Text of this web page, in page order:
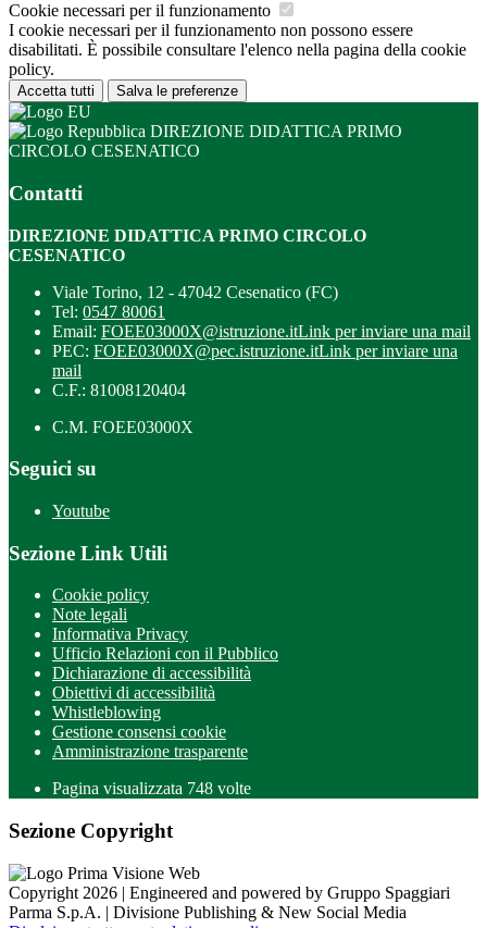
Cookie necessari per il funzionamento
I cookie necessari per il funzionamento non possono essere
disabilitati. È possibile consultare l'elenco nella pagina della cookie
policy.
Accetta tutti Salva le preferenze
DIREZIONE DIDATTICA PRIMO
CIRCOLO CESENATICO
Contatti
DIREZIONE DIDATTICA PRIMO CIRCOLO
CESENATICO
Viale Torino, 12 - 47042 Cesenatico (FC)
Tel: 0547 80061
Email: FOEE03000X@istruzione.itLink per inviare una mail
PEC: FOEE03000X@pec.istruzione.itLink per inviare una
mail
C.F.: 81008120404
C.M. FOEE03000X
Seguici su
Youtube
Sezione Link Utili
Cookie policy
Note legali
Informativa Privacy
Ufficio Relazioni con il Pubblico
Dichiarazione di accessibilità
Obiettivi di accessibilità
Whistleblowing
Gestione consensi cookie
Amministrazione trasparente
Pagina visualizzata 748 volte
Sezione Copyright
Copyright 2026 | Engineered and powered by Gruppo Spaggiari
Parma S.p.A. | Divisione Publishing & New Social Media